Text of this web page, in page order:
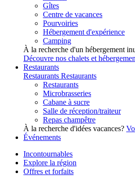
Gîtes
Centre de vacances
Pourvoiries
Hébergement d'expérience
Camping
À la recherche d'un hébergement
Découvre nos chalets et
Restaurants
Restaurants Restaurants
Restaurants
Microbrasseries
Cabane à sucre
Salle de réception/traiteur
Repas champêtre
À la recherche d'idées vacances?
Événements
Incontournables
Explore la région
Offres et forfaits